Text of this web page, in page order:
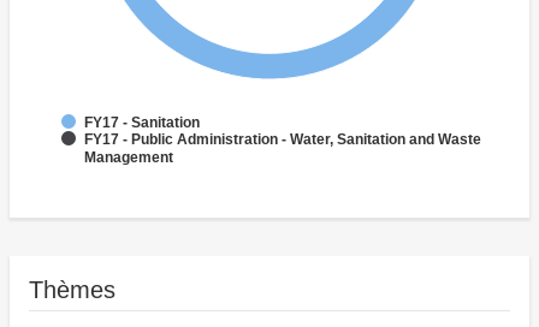
FY17 - Sanitation
FY17 - Public Administration - Water, Sanitation and Waste
Management
Thèmes